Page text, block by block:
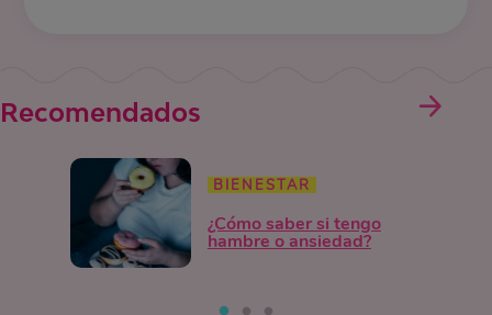
Recomendados
BIENESTAR
¿Cómo saber si tengo
hambre o ansiedad?